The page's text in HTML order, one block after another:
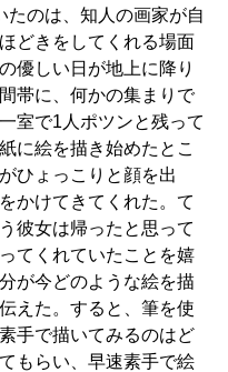
たのは、知人の画家が自
どきをしてくれる場面
優しい日が地上に降り
帯に、何かの集まりで
室で1人ポツンと残って
に絵を描き始めたとこ
ひょっこりと顔を出
かけてきてくれた。て
彼女は帰ったと思って
てくれていたことを嬉
が今どのような絵を描
えた。すると、筆を使
手で描いてみるのはど
もらい、早速素手で絵